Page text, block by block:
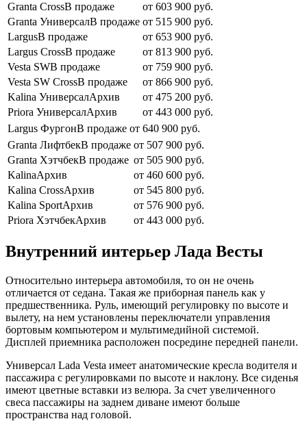
Granta CrossВ продаже
от 603 900 руб.
Granta УниверсалВ продаже от 515 900 руб.
LargusВ продаже
от 653 900 руб.
Largus CrossВ продаже
от 813 900 руб.
Vesta SWВ продаже
от 759 900 руб.
Vesta SW CrossВ продаже
от 866 900 руб.
Kalina УниверсалАрхив
от 475 200 руб.
Priora УниверсалАрхив
от 443 000 руб.
Largus ФургонВ продаже от 640 900 руб.
Granta ЛифтбекВ продаже от 507 900 руб.
Granta ХэтчбекВ продаже от 505 900 руб.
KalinaАрхив
от 460 600 руб.
Kalina CrossАрхив
от 545 800 руб.
Kalina SportАрхив
от 576 900 руб.
Priora ХэтчбекАрхив
от 443 000 руб.
Внутренний интерьер Лада Весты
Относительно интерьера автомобиля, то он не очень
отличается от седана. Такая же приборная панель как у
предшественника. Руль, имеющий регулировку по высоте и
вылету, на нем установлены переключатели управления
бортовым компьютером и мультимедийной системой.
Дисплей приемника расположен посредине передней панели.
Универсал Lada Vesta имеет анатомические кресла водителя и
пассажира с регулировками по высоте и наклону. Все сиденья
имеют цветные вставки из велюра. За счет увеличенного
свеса пассажиры на заднем диване имеют больше
пространства над головой.